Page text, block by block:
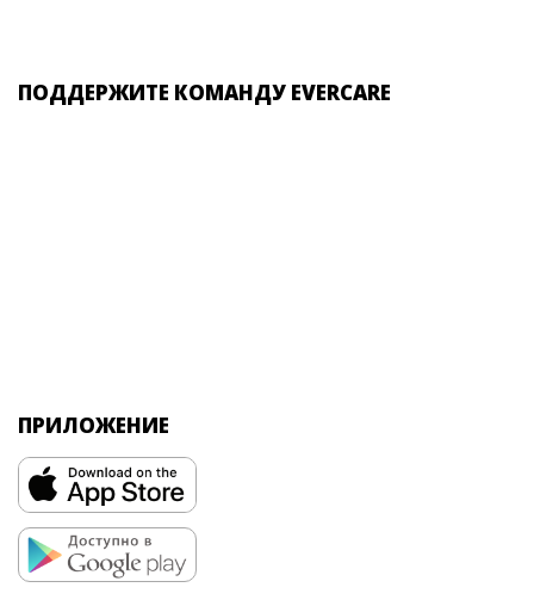
ПОДДЕРЖИТЕ КОМАНДУ EVERCARE
ПРИЛОЖЕНИЕ